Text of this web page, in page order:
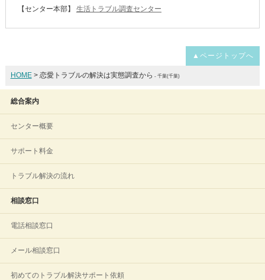
【センター本部】
生活トラブル調査センター
▲ページトップへ
HOME> 恋愛トラブルの解決は実態調査から - 千葉(千葉)
総合案内
センター概要
サポート料金
トラブル解決の流れ
相談窓口
電話相談窓口
メール相談窓口
初めてのトラブル解決サポート依頼